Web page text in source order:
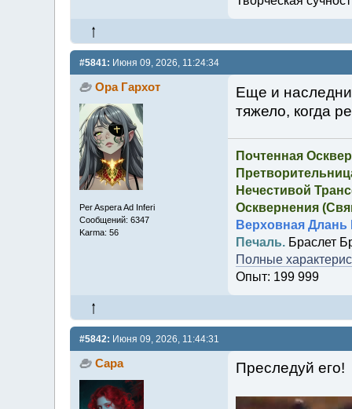
#5841: Июня 09, 2026, 11:24:34
Ора Гархот
Per Aspera Ad Inferi
Сообщений: 6347
Karma: 56
Еще и
тяжело, когда
Почтенная
Нечестивой
Осквернения
Верховная Длань
Печаль.Браслет
Полные
Опыт: 199 999
#5842: Июня 09, 2026, 11:44:31
Сара Преследуй его!